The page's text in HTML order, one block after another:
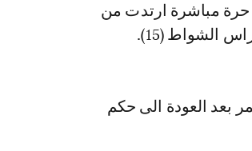
حرة مباشرة ارتدت من
بعد العودة الى حكم